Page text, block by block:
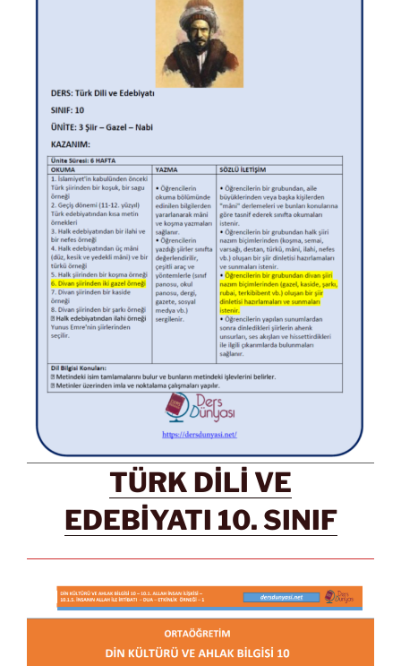
TÜRK DİLİ VE
EDEBİYATI 10. SINIF